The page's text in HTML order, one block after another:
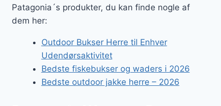
Patagonia´s produkter, du kan finde nogle af
dem her:
Outdoor Bukser Herre til Enhver
Udendørsaktivitet
Bedste fiskebukser og waders i 2026
Bedste outdoor jakke herre – 2026